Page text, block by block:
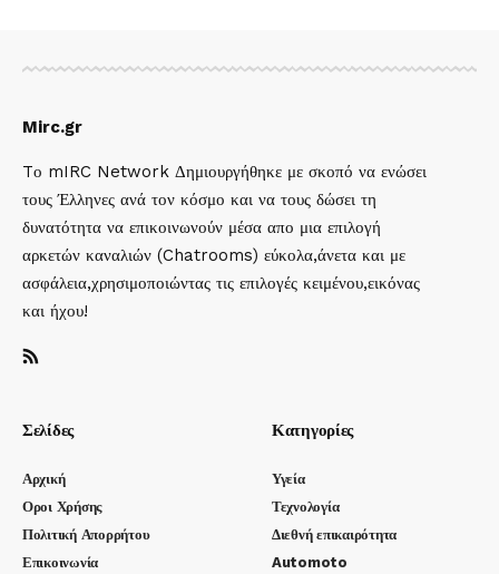
Mirc.gr
Tο mIRC Network Δημιουργήθηκε με σκοπό να ενώσει
τους Έλληνες ανά τον κόσμο και να τους δώσει τη
δυνατότητα να επικοινωνούν μέσα απο μια επιλογή
αρκετών καναλιών (Chatrooms) εύκολα,άνετα και με
ασφάλεια,χρησιμοποιώντας τις επιλογές κειμένου,εικόνας
και ήχου!
Σελίδες
Αρχική
Οροι Χρήσης
Πολιτική Απορρήτου
Επικοινωνία
Κατηγορίες
Υγεία
Τεχνολογία
Διεθνή επικαιρότητα
Automoto